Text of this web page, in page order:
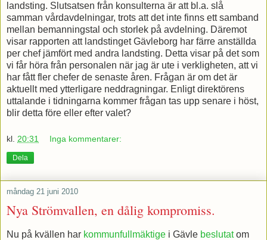
landsting. Slutsatsen från konsulterna är att bl.a. slå
samman vårdavdelningar, trots att det inte finns ett samband
mellan bemanningstal och storlek på avdelning. Däremot
visar rapporten att landstinget Gävleborg har färre anställda
per chef jämfört med andra landsting. Detta visar på det som
vi får höra från personalen när jag är ute i verkligheten, att vi
har fått fler chefer de senaste åren. Frågan är om det är
aktuellt med ytterligare neddragningar. Enligt direktörens
uttalande i tidningarna kommer frågan tas upp senare i höst,
blir detta före eller efter valet?
kl. 20:31 Inga kommentarer:
Dela
måndag 21 juni 2010
Nya Strömvallen, en dålig kompromiss.
Nu på kvällen har kommunfullmäktige i Gävle beslutatom